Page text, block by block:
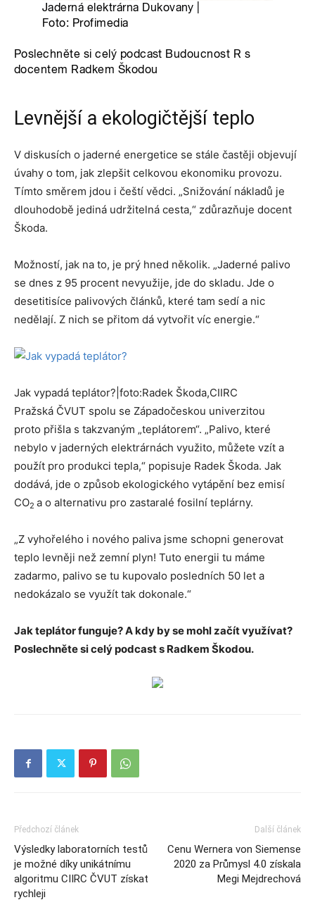
Levnější a ekologičtější teplo
V diskusích o jaderné energetice se stále častěji objevují
úvahy o tom, jak zlepšit celkovou ekonomiku provozu.
Tímto směrem jdou i čeští vědci. „Snižování nákladů je
dlouhodobě jediná udržitelná cesta,“ zdůrazňuje docent
Škoda.
Možností, jak na to, je prý hned několik. „Jaderné palivo
se dnes z 95 procent nevyužije, jde do skladu. Jde o
desetitisíce palivových článků, které tam sedí a nic
nedělají. Z nich se přitom dá vytvořit víc energie.“
Jak vypadá teplátor? foto:Radek Škoda,CIIRC
Pražská ČVUT spolu se Západočeskou univerzitou
proto přišla s takzvaným „teplátorem“. „Palivo, které
nebylo v jaderných elektrárnách využito, můžete vzít a
použít pro produkci tepla,“ popisuje Radek Škoda. Jak
dodává, jde o způsob ekologického vytápění bez emisí
CO2 a o alternativu pro zastaralé fosilní teplárny.
„Z vyhořelého i nového paliva jsme schopni generovat
teplo levněji než zemní plyn! Tuto energii tu máme
zadarmo, palivo se tu kupovalo posledních 50 let a
nedokázalo se využít tak dokonale.“
Jak teplátor funguje? A kdy by se mohl začít využívat?
Poslechněte si celý podcast s Radkem Škodou.
Předchozí článek
Výsledky laboratorních testů
je možné díky unikátnímu
algoritmu CIIRC ČVUT získat
rychleji
Další článek
Cenu Wernera von Siemense
2020 za Průmysl 4.0 získala
Megi Mejdrechová